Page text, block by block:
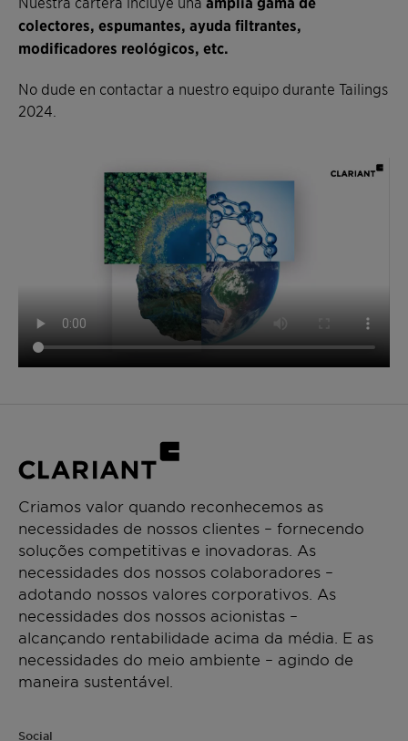
colectores, espumantes, ayuda filtrantes,
modificadores reológicos, etc.
No dude en contactar a nuestro equipo durante Tailings
2024.
Criamos valor quando reconhecemos as
necessidades de nossos clientes – fornecendo
soluções competitivas e inovadoras. As
necessidades dos nossos colaboradores –
adotando nossos valores corporativos. As
necessidades dos nossos acionistas –
alcançando rentabilidade acima da média. E as
necessidades do meio ambiente – agindo de
maneira sustentável.
Social